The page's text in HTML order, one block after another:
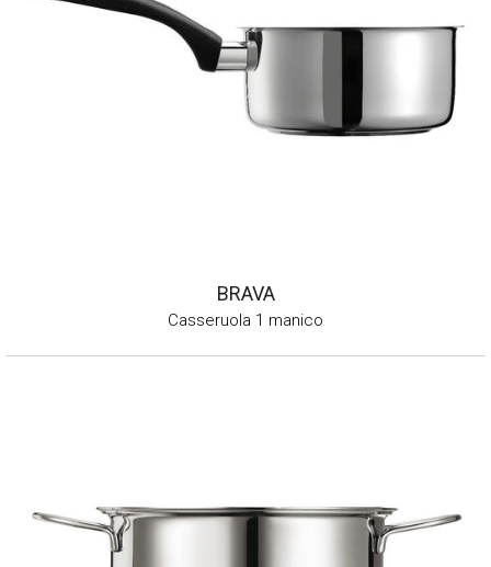
BRAVA
Casseruola 1 manico